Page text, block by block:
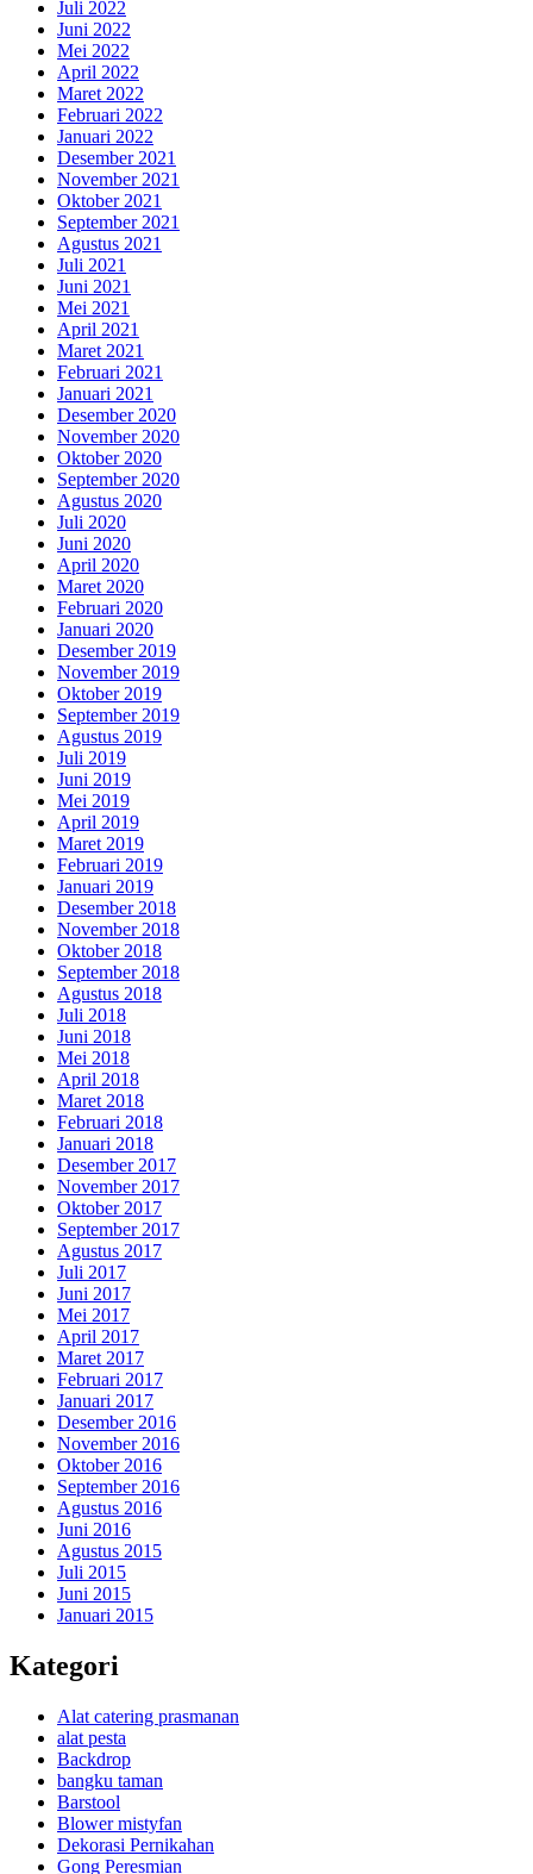
Juli 2022
Juni 2022
Mei 2022
April 2022
Maret 2022
Februari 2022
Januari 2022
Desember 2021
November 2021
Oktober 2021
September 2021
Agustus 2021
Juli 2021
Juni 2021
Mei 2021
April 2021
Maret 2021
Februari 2021
Januari 2021
Desember 2020
November 2020
Oktober 2020
September 2020
Agustus 2020
Juli 2020
Juni 2020
April 2020
Maret 2020
Februari 2020
Januari 2020
Desember 2019
November 2019
Oktober 2019
September 2019
Agustus 2019
Juli 2019
Juni 2019
Mei 2019
April 2019
Maret 2019
Februari 2019
Januari 2019
Desember 2018
November 2018
Oktober 2018
September 2018
Agustus 2018
Juli 2018
Juni 2018
Mei 2018
April 2018
Maret 2018
Februari 2018
Januari 2018
Desember 2017
November 2017
Oktober 2017
September 2017
Agustus 2017
Juli 2017
Juni 2017
Mei 2017
April 2017
Maret 2017
Februari 2017
Januari 2017
Desember 2016
November 2016
Oktober 2016
September 2016
Agustus 2016
Juni 2016
Agustus 2015
Juli 2015
Juni 2015
Januari 2015
Kategori
Alat catering prasmanan
alat pesta
Backdrop
bangku taman
Barstool
Blower mistyfan
Dekorasi Pernikahan
Gong Peresmian